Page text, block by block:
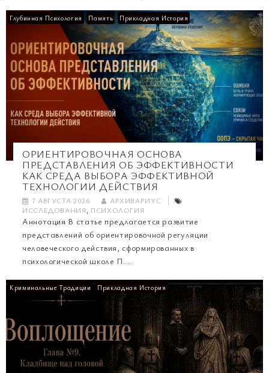
Глубинная Психология Память Прикладная История
ОРИЕНТИРОВОЧНАЯ ОСНОВА
ПРЕДСТАВЛЕНИЯ ОБ ЭФФЕКТИВНОСТИ
КАК СРЕДА ВЫБОРА ЭФФЕКТИВНОЙ
ТЕХНОЛОГИИ ДЕЙСТВИЯ
7 АВГУСТА 2026
АРХИВАРИУС
ИССЛЕДОВАНИЯ, ПСИХОЛОГИЯ
Аннотация В статье предлагается развитие
представлений об ориентировочной регуляции
человеческого действия, сформированных в
психологической школе П....
Криминальные Традиции Прикладная История